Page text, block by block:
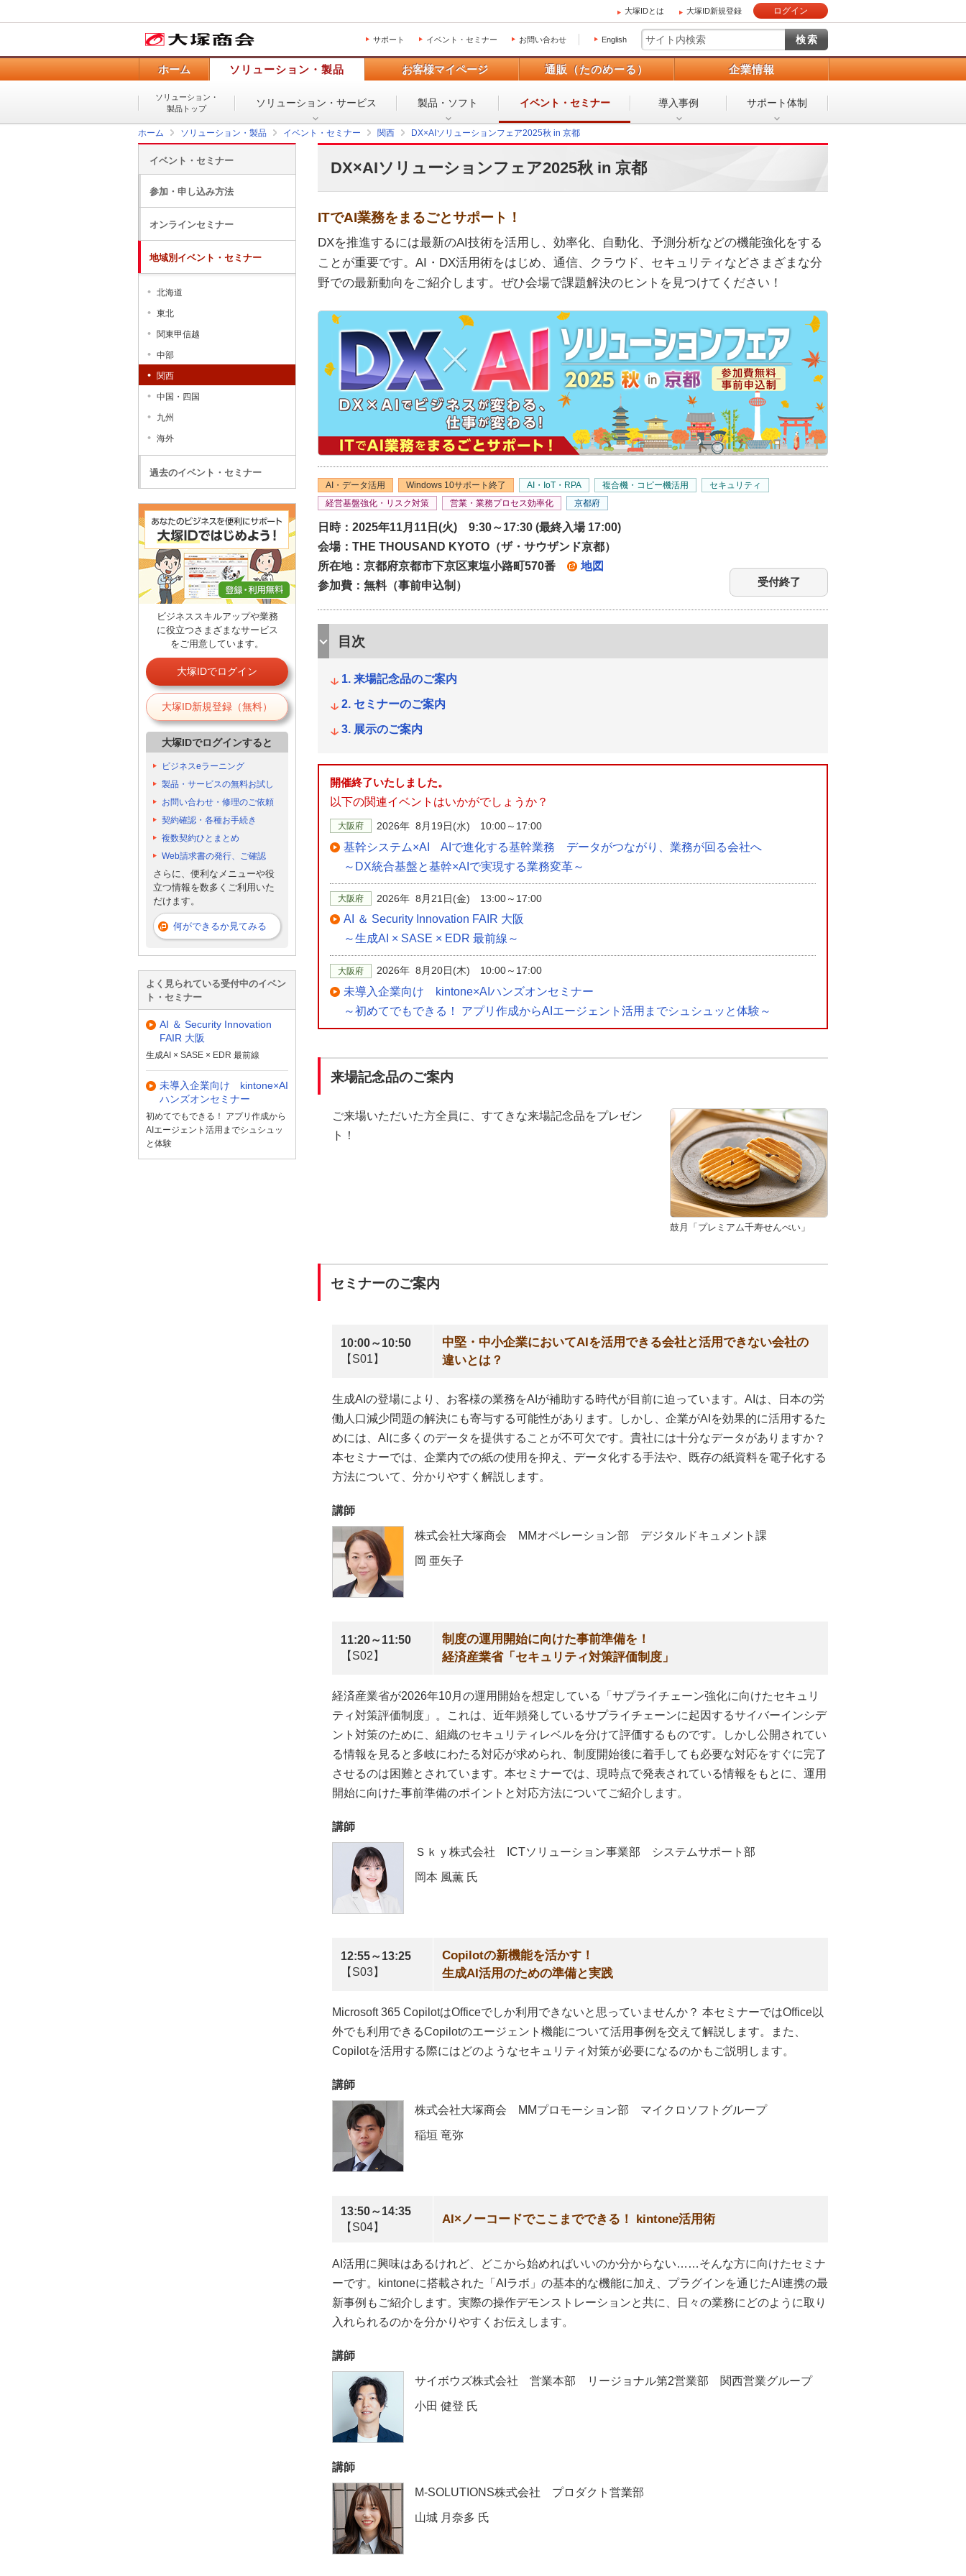
大塚IDとは 大塚ID新規登録 ログイン
サポート イベント・セミナー お問い合わせ English
ホーム ソリューション・製品 お客様マイページ 通販（たのめーる） 企業情報
ソリューション・
製品トップ
ソリューション・ サービス 製品・ソフト イベント・ セミナー 導入事例 サポート体制
ホーム ソリューション・製品 イベント・セミナー 関西 DX×AIソリューションフェア2025秋 in 京都
DX×AIソリューションフェア2025秋 in 京都
ITでAI業務をまるごとサポート！
DXを推進するには最新のAI技術を活用し、効率化、自動化、予測分析などの機能強化をする
ことが重要です。AI・DX活用術をはじめ、通信、クラウド、セキュリティなどさまざまな分
野での最新動向をご紹介します。ぜひ会場で課題解決のヒントを見つけてください！
AI・データ活用 Windows 10サポート終了 AI・IoT・RPA 複合機・コピー機活用
セキュリティ
経営基盤強化・リスク対策
営業・業務プロセス効率化 京都府
日時：2025年11月11日(火) 9:30～17:30 (最終入場 17:00)
会場：THE THOUSAND KYOTO（ザ・サウザンド京都）
所在地：京都府京都市下京区東塩小路町570番
地図
参加費：無料（事前申込制）
受付終了
目次
来場記念品のご案内
セミナーのご案内
展示のご案内
開催終了いたしました。
以下の関連イベントはいかがでしょうか？
大阪府 2026年 8月19日(水) 10:00～17:00
基幹システム×AI AIで進化する基幹業務 データがつながり、業務が回る会社へ
～DX統合基盤と基幹×AIで実現する業務変革～
大阪府 2026年 8月21日(金) 13:00～17:00
AI ＆ Security Innovation FAIR 大阪
～生成AI × SASE × EDR 最前線～
大阪府 2026年 8月20日(木) 10:00～17:00
未導入企業向け kintone×AIハンズオンセミナー
～初めてでもできる！ アプリ作成からAIエージェント活用までシュシュッと体験～
来場記念品のご案内
ご来場いただいた方全員に、すてきな来場記念品をプレゼン
ト！
鼓月「プレミアム千寿せんべい」
セミナーのご案内
10:00～10:50
【S01】
中堅・中小企業においてAIを活用できる会社と活用できない会社の
違いとは？
生成AIの登場により、お客様の業務をAIが補助する時代が目前に迫っています。AIは、日本の労
働人口減少問題の解決にも寄与する可能性があります。しかし、企業がAIを効果的に活用するた
めには、AIに多くのデータを提供することが不可欠です。貴社には十分なデータがありますか？
本セミナーでは、企業内での紙の使用を抑え、データ化する手法や、既存の紙資料を電子化する
方法について、分かりやすく解説します。
講師
株式会社大塚商会 MMオペレーション部 デジタルドキュメント課
岡 亜矢子
11:20～11:50
【S02】
制度の運用開始に向けた事前準備を！
経済産業省「セキュリティ対策評価制度」
経済産業省が2026年10月の運用開始を想定している「サプライチェーン強化に向けたセキュリ
ティ対策評価制度」。これは、近年頻発しているサプライチェーンに起因するサイバーインシデ
ント対策のために、組織のセキュリティレベルを分けて評価するものです。しかし公開されてい
る情報を見ると多岐にわたる対応が求められ、制度開始後に着手しても必要な対応をすぐに完了
させるのは困難とされています。本セミナーでは、現時点で発表されている情報をもとに、運用
開始に向けた事前準備のポイントと対応方法についてご紹介します。
講師
Ｓｋｙ株式会社 ICTソリューション事業部 システムサポート部
岡本 風薫 氏
12:55～13:25
【S03】
Copilotの新機能を活かす！
生成AI活用のための準備と実践
Microsoft 365 CopilotはOfficeでしか利用できないと思っていませんか？ 本セミナーではOffice以
外でも利用できるCopilotのエージェント機能について活用事例を交えて解説します。また、
Copilotを活用する際にはどのようなセキュリティ対策が必要になるのかもご説明します。
講師
株式会社大塚商会 MMプロモーション部 マイクロソフトグループ
稲垣 竜弥
13:50～14:35
【S04】
AI×ノーコードでここまでできる！ kintone活用術
AI活用に興味はあるけれど、どこから始めればいいのか分からない……そんな方に向けたセミナ
ーです。kintoneに搭載された「AIラボ」の基本的な機能に加え、プラグインを通じたAI連携の最
新事例もご紹介します。実際の操作デモンストレーションと共に、日々の業務にどのように取り
入れられるのかを分かりやすくお伝えします。
講師
サイボウズ株式会社 営業本部 リージョナル第2営業部 関西営業グループ
小田 健登 氏
講師
M-SOLUTIONS株式会社 プロダクト営業部
山城 月奈多 氏
イベント・セミナー
参加・申し込み方法
オンラインセミナー
地域別イベント・セミナー
北海道
東北
関東甲信越
中部
関西
中国・四国
九州
海外
過去のイベント・セミナー
ビジネススキルアップや業務
に役立つさまざまなサービス
をご用意しています。
大塚IDでログイン
大塚ID新規登録（無料）
大塚IDでログインすると
ビジネスeラーニング
製品・サービスの無料お試し
お問い合わせ・修理のご依頼
契約確認・各種お手続き
複数契約ひとまとめ
Web請求書の発行、ご確認
さらに、便利なメニューや役
立つ情報を数多くご利用いた
だけます。
何ができるか見てみる
よく見られている受付中のイベン
ト・セミナー
AI ＆ Security Innovation
FAIR 大阪
生成AI × SASE × EDR 最前線
未導入企業向け kintone×AI
ハンズオンセミナー
初めてでもできる！ アプリ作成から
AIエージェント活用までシュシュッ
と体験